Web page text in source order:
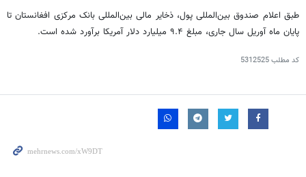
طبق اعلام صندوق بین‌المللیپول، ذخایر مالی بین‌المللیبانک مرکزی افغانستان تا
پایان ماه آوریل سال جاری، مبلغ ۹.۴ میلیارد دلار آمریکا برآورد شده است.
کد مطلب5312525